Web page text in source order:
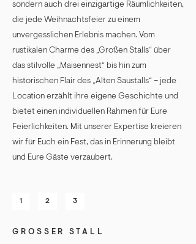
sondern auch drei einzigartige Räumlichkeiten,
die jede Weihnachtsfeier zu einem
unvergesslichen Erlebnis machen. Vom
rustikalen Charme des „Großen Stalls“ über
das stilvolle „Maisennest“ bis hin zum
historischen Flair des „Alten Saustalls“ – jede
Location erzählt ihre eigene Geschichte und
bietet einen individuellen Rahmen für Eure
Feierlichkeiten. Mit unserer Expertise kreieren
wir für Euch ein Fest, das in Erinnerung bleibt
und Eure Gäste verzaubert.
1 2 3
GROSSER STALL